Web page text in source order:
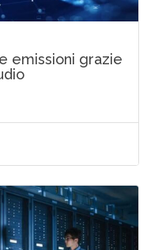
emissioni grazie